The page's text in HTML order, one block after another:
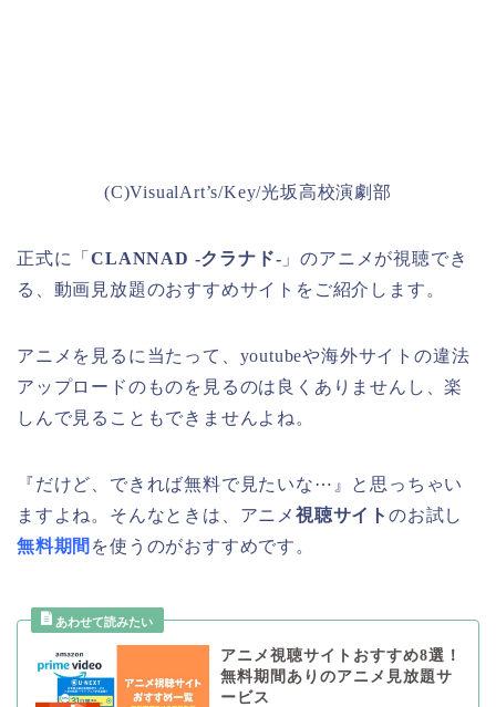
(C)VisualArt’s/Key/光坂高校演劇部
正式に「CLANNAD -クラナド- 」のアニメが視聴でき
る、動画見放題のおすすめサイトをご紹介します。
アニメを見るに当たって、youtubeや海外サイトの違法
アップロードのものを見るのは良くありませんし、楽
しんで見ることもできませんよね。
『だけど、できれば無料で見たいな⋯』と思っちゃい
ますよね。そんなときは、アニメ視聴サイトのお試し
無料期間 を使うのがおすすめです。
アニメ視聴サイトおすすめ8選！
無料期間ありのアニメ見放題サ
ービス